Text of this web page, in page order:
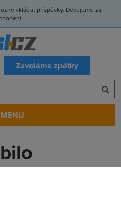
vkládat příspěvky. Děkujeme za
Zavoláme zpátky
tisíců